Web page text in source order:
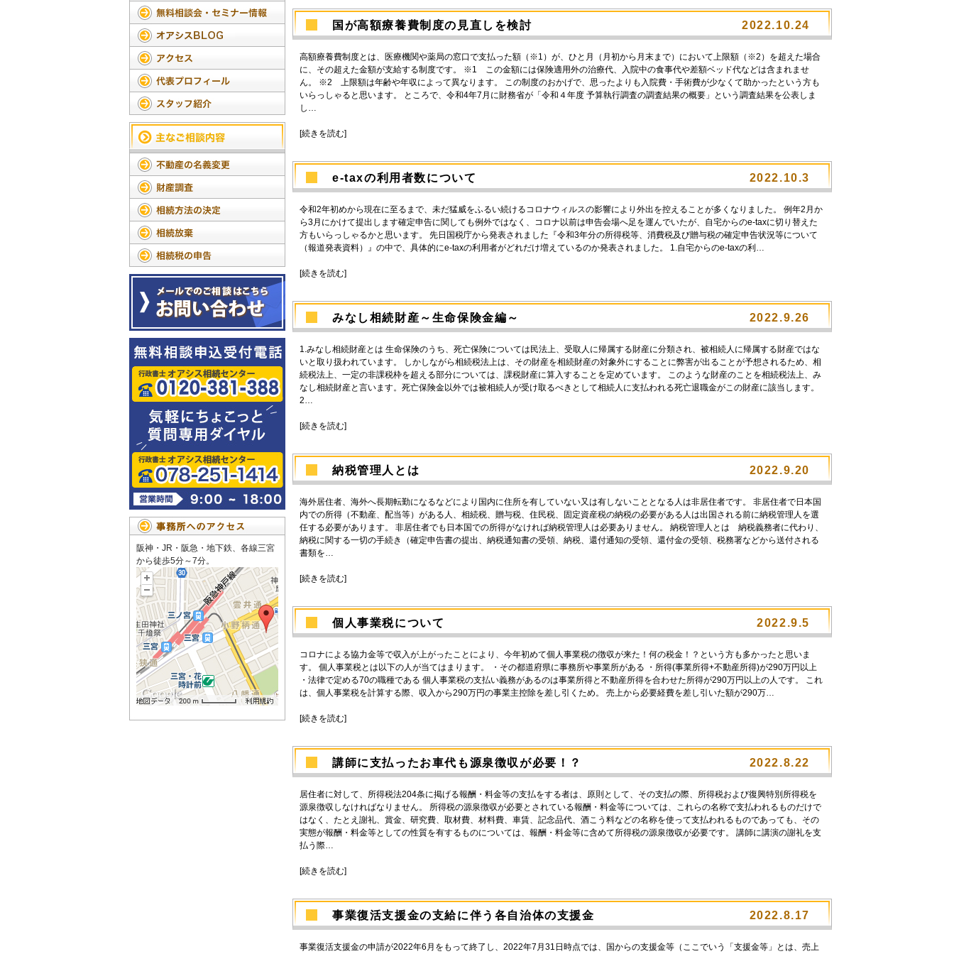
阪神・JR・阪急・地下鉄、各線三宮
から徒歩5分～7分。
国が高額療養費制度の見直しを検討 2022.10.24
高額療養費制度とは、医療機関や薬局の窓口で支払った額（※1）が、ひと月（月初から月末まで）において上限額（※2）を超えた場合
に、その超えた金額が支給する制度です。 ※1 この金額には保険適用外の治療代、入院中の食事代や差額ベッド代などは含まれませ
ん。 ※2 上限額は年齢や年収によって異なります。 この制度のおかげで、思ったよりも入院費・手術費が少なくて助かったという方も
いらっしゃると思います。 ところで、令和4年7月に財務省が「令和４年度 予算執行調査の調査結果の概要」という調査結果を公表しま
し…
[続きを読む]
e-taxの利用者数について 2022.10.3
令和2年初めから現在に至るまで、未だ猛威をふるい続けるコロナウィルスの影響により外出を控えることが多くなりました。 例年2月か
ら3月にかけて提出します確定申告に関しても例外ではなく、コロナ以前は申告会場へ足を運んでいたが、自宅からのe-taxに切り替えた
方もいらっしゃるかと思います。 先日国税庁から発表されました『令和3年分の所得税等、消費税及び贈与税の確定申告状況等について
（報道発表資料）』の中で、具体的にe-taxの利用者がどれだけ増えているのか発表されました。 1.自宅からのe-taxの利…
[続きを読む]
みなし相続財産～生命保険金編～ 2022.9.26
1.みなし相続財産とは 生命保険のうち、死亡保険については民法上、受取人に帰属する財産に分類され、被相続人に帰属する財産ではな
いと取り扱われています。 しかしながら相続税法上は、その財産を相続財産の対象外にすることに弊害が出ることが予想されるため、相
続税法上、一定の非課税枠を超える部分については、課税財産に算入することを定めています。 このような財産のことを相続税法上、み
なし相続財産と言います。死亡保険金以外では被相続人が受け取るべきとして相続人に支払われる死亡退職金がこの財産に該当します。
2…
[続きを読む]
納税管理人とは 2022.9.20
海外居住者、海外へ長期転勤になるなどにより国内に住所を有していない又は有しないこととなる人は非居住者です。 非居住者で日本国
内での所得（不動産、配当等）がある人、相続税、贈与税、住民税、固定資産税の納税の必要がある人は出国される前に納税管理人を選
任する必要があります。 非居住者でも日本国での所得がなければ納税管理人は必要ありません。 納税管理人とは 納税義務者に代わり、
納税に関する一切の手続き（確定申告書の提出、納税通知書の受領、納税、還付通知の受領、還付金の受領、税務署などから送付される
書類を…
[続きを読む]
個人事業税について 2022.9.5
コロナによる協力金等で収入が上がったことにより、今年初めて個人事業税の徴収が来た！何の税金！？という方も多かったと思いま
す。 個人事業税とは以下の人が当てはまります。 ・その都道府県に事務所や事業所がある ・所得(事業所得+不動産所得)が290万円以上
・法律で定める70の職種である 個人事業税の支払い義務があるのは事業所得と不動産所得を合わせた所得が290万円以上の人です。 これ
は、個人事業税を計算する際、収入から290万円の事業主控除を差し引くため。 売上から必要経費を差し引いた額が290万…
[続きを読む]
講師に支払ったお車代も源泉徴収が必要！？ 2022.8.22
居住者に対して、所得税法204条に掲げる報酬・料金等の支払をする者は、原則として、その支払の際、所得税および復興特別所得税を
源泉徴収しなければなりません。 所得税の源泉徴収が必要とされている報酬・料金等については、これらの名称で支払われるものだけで
はなく、たとえ謝礼、賞金、研究費、取材費、材料費、車賃、記念品代、酒こう料などの名称を使って支払われるものであっても、その
実態が報酬・料金等としての性質を有するものについては、報酬・料金等に含めて所得税の源泉徴収が必要です。 講師に講演の謝礼を支
払う際…
[続きを読む]
事業復活支援金の支給に伴う各自治体の支援金 2022.8.17
事業復活支援金の申請が2022年6月をもって終了し、2022年7月31日時点では、国からの支援金等（ここでいう「支援金等」とは、売上